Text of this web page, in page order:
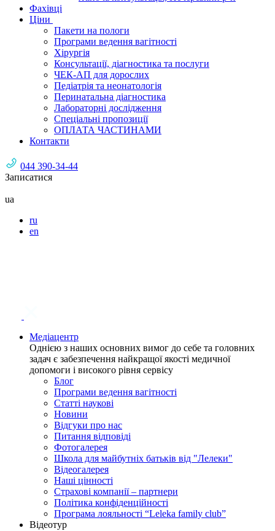
Фахівці
Ціни
Пакети на пологи
Програми ведення вагітності
Хірургія
Консультації, діагностика та послуги
ЧЕК-АП для дорослих
Педіатрія та неонатологія
Перинатальна діагностика
Лабораторні дослідження
Спеціальні пропозиції
ОПЛАТА ЧАСТИНАМИ
Контакти
044 390-34-44
Записатися
ua
ru
en
Медіацентр
Однією з наших основних вимог до себе та головних
задач є забезпечення найкращої якості медичної
допомоги і високого рівня сервісу
Блог
Програми ведення вагітності
Статті наукові
Новини
Відгуки про нас
Питання відповіді
Фотогалерея
Школа для майбутніх батьків від "Лелеки"
Відеогалерея
Наші цінності
Страхові компанії – партнери
Політика конфіденційності
Програма лояльності “Leleka family club”
Відеотур